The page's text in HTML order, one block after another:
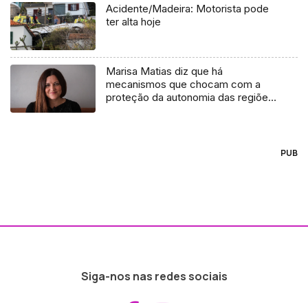
Acidente/Madeira: Motorista pode
ter alta hoje
Marisa Matias diz que há
mecanismos que chocam com a
proteção da autonomia das regiões
PUB
Siga-nos nas redes sociais